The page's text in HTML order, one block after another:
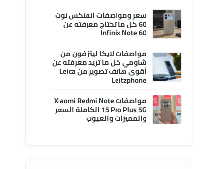
سعر ومواصفات انفنكس نوت
60 كل ما تحتاج معرفته عن
Infinix Note 60
مواصفات لايكا ليتز فون من
شاومي كل ما تريد معرفته عن
أقوى هاتف تصوير من Leica
Leitzphone
مواصفات Xiaomi Redmi Note
15 Pro Plus 5G الكاملة السعر
والمميزات والعيوب